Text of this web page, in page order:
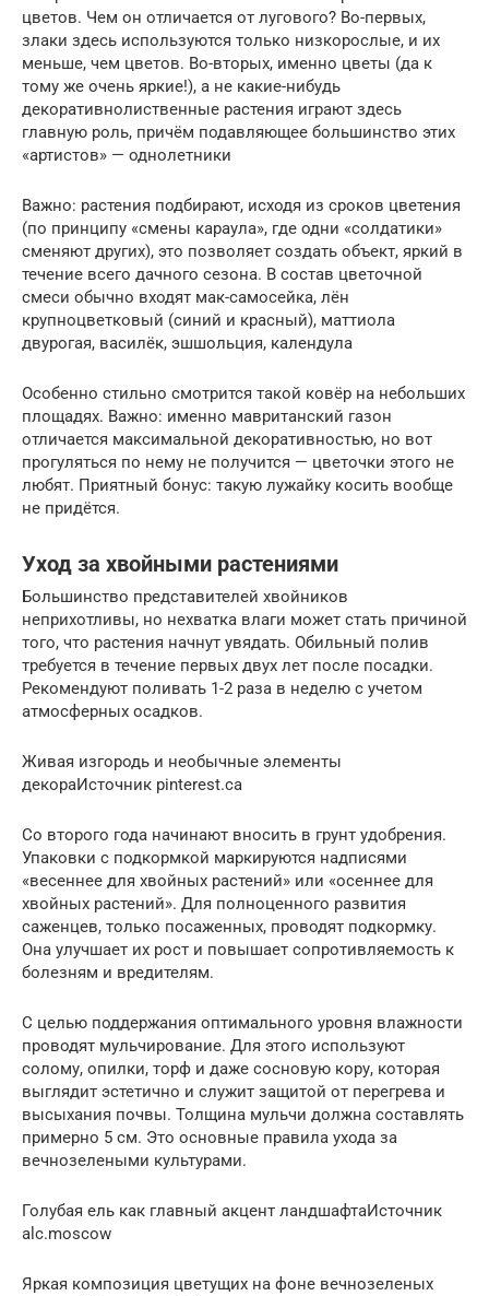
цветов. Чем он отличается от лугового? Во-первых,
злаки здесь используются только низкорослые, и их
меньше, чем цветов. Во-вторых, именно цветы (да к
тому же очень яркие!), а не какие-нибудь
декоративнолиственные растения играют здесь
главную роль, причём подавляющее большинство этих
«артистов» — однолетники
Важно: растения подбирают, исходя из сроков цветения
(по принципу «смены караула», где одни «солдатики»
сменяют других), это позволяет создать объект, яркий в
течение всего дачного сезона. В состав цветочной
смеси обычно входят мак-самосейка, лён
крупноцветковый (синий и красный), маттиола
двурогая, василёк, эшшольция, календула
Особенно стильно смотрится такой ковёр на небольших
площадях. Важно: именно мавританский газон
отличается максимальной декоративностью, но вот
прогуляться по нему не получится — цветочки этого не
любят. Приятный бонус: такую лужайку косить вообще
не придётся.
Уход за хвойными растениями
Большинство представителей хвойников
неприхотливы, но нехватка влаги может стать причиной
того, что растения начнут увядать. Обильный полив
требуется в течение первых двух лет после посадки.
Рекомендуют поливать 1-2 раза в неделю с учетом
атмосферных осадков.
Живая изгородь и необычные элементы
декораИсточник pinterest.ca
Со второго года начинают вносить в грунт удобрения.
Упаковки с подкормкой маркируются надписями
«весеннее для хвойных растений» или «осеннее для
хвойных растений». Для полноценного развития
саженцев, только посаженных, проводят подкормку.
Она улучшает их рост и повышает сопротивляемость к
болезням и вредителям.
С целью поддержания оптимального уровня влажности
проводят мульчирование. Для этого используют
солому, опилки, торф и даже сосновую кору, которая
выглядит эстетично и служит защитой от перегрева и
высыхания почвы. Толщина мульчи должна составлять
примерно 5 см. Это основные правила ухода за
вечнозелеными культурами.
Голубая ель как главный акцент ландшафтаИсточник
alc.moscow
Яркая композиция цветущих на фоне вечнозеленых